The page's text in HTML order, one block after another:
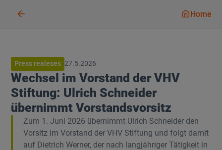
Home
Home
Press realeses 27.5.2026
Wechsel im Vorstand der VHV
Stiftung: Ulrich Schneider
übernimmt Vorstandsvorsitz
Zum 1. Juni 2026 übernimmt Ulrich Schneider den
Vorsitz im Vorstand der VHV Stiftung und folgt damit
auf Dietrich Werner, der nach langjähriger Tätigkeit in